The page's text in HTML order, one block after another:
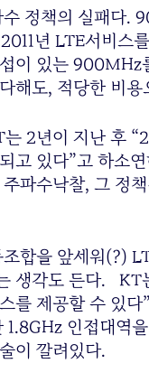
정책의 실패다.
년 LTE서비스
이 있는 900MHz
해도, 적당한 비
2년이 지난 후
고 있다”고 하소
파수낙찰, 그 정
합을 앞세워(?)
생각도 든다. KT
를 제공할 수 있
1.8GHz 인접대역
이 깔려있다.